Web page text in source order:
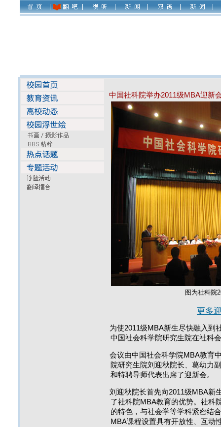
中国社科院举办2011级MBA迎新
图为社科院
更多
为使2011级MBA新生尽快融入到
中国社会科学院研究生院在社科
会议由中国社会科学院MBA教育
院研究生院刘迎秋院长、葛幼力
和特聘导师代表出席了迎新会。
刘迎秋院长首先向2011级MBA新
了社科院MBA教育的优势。社科
的特色，与社会学等学科紧密结
MBA课程设置具有开放性、互动